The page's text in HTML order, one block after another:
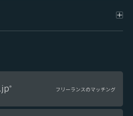
フリーランスのマッチング